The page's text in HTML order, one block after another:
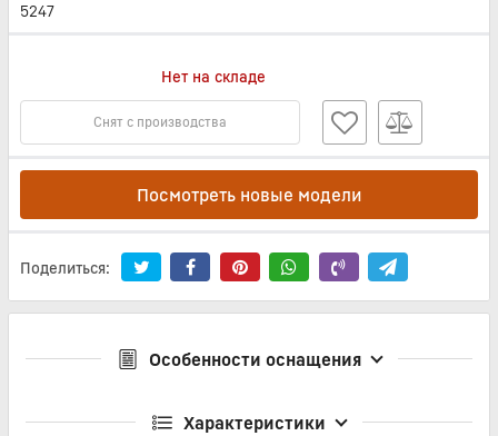
5247
Нет на складе
Снят с производства
Посмотреть новые модели
Поделиться:
Особенности оснащения
Характеристики